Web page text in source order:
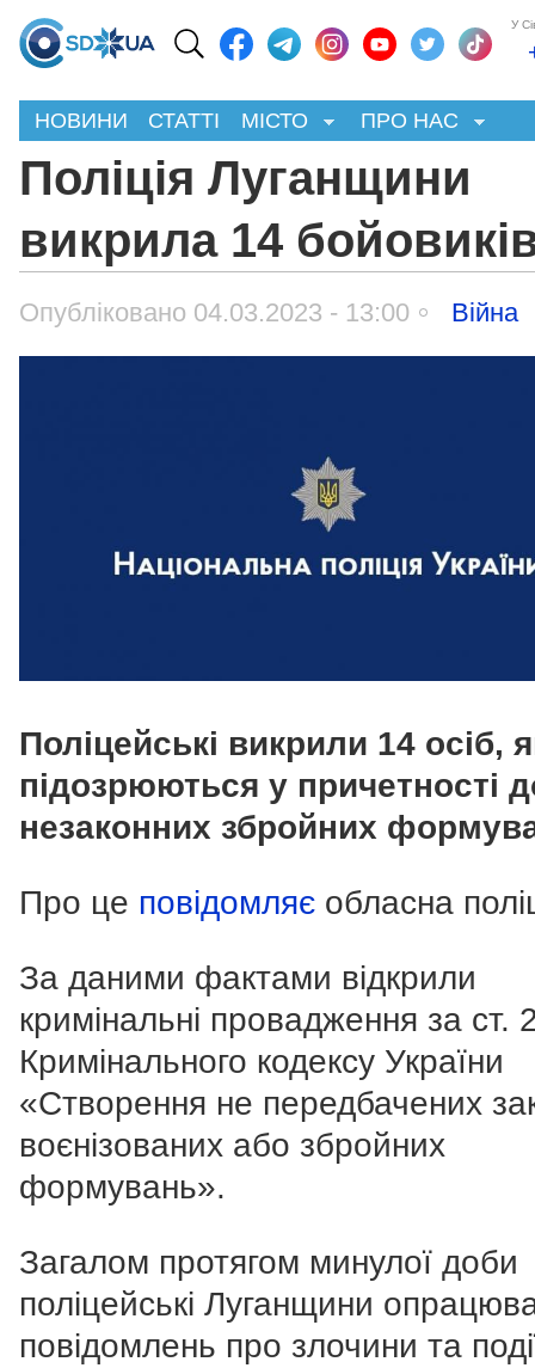
У
НОВИНИ СТАТТІ МІСТО ПРО НАС
Поліція Луганщини
викрила 14
Опубліковано 04.03.2023 - 13:00 Війна
Поліцейські викрили 14 осіб,
підозрюються у причетності
незаконних збройних
Про це повідомляє обласна
За даними фактами відкрили
кримінальні провадження за ст.
Кримінального кодексу України
«Створення не передбачених
воєнізованих або збройних
формувань».
Загалом протягом минулої доби
поліцейські Луганщини
повідомлень про злочини та